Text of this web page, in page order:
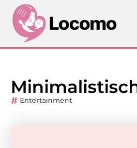
Entertainment